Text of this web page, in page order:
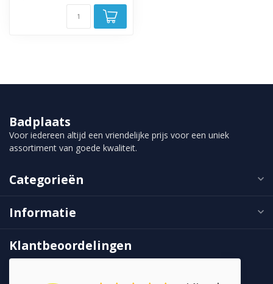
Badplaats
Voor iedereen altijd een vriendelijke prijs voor een uniek
assortiment van goede kwaliteit.
Categorieën
Informatie
Klantbeoordelingen